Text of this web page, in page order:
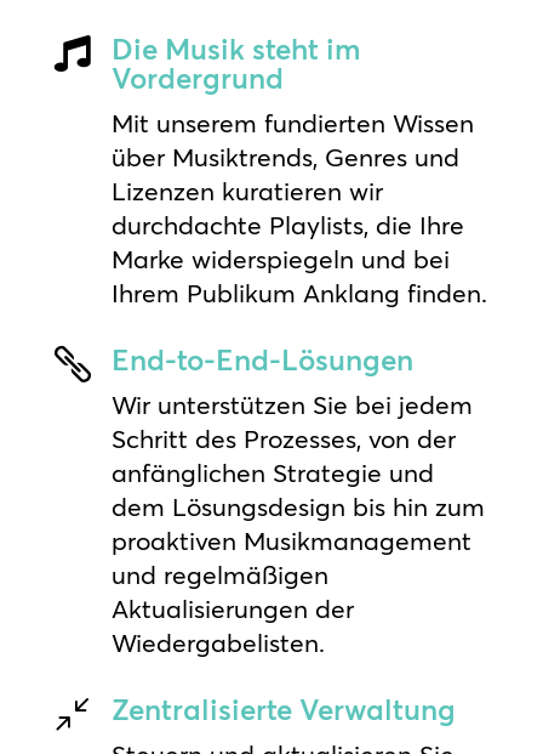

Die Musik steht im
Vordergrund
Mit unserem fundierten Wissen
über Musiktrends, Genres und
Lizenzen kuratieren wir
durchdachte Playlists, die Ihre
Marke widerspiegeln und bei
Ihrem Publikum Anklang finden.
 End-to-End-Lösungen
Wir unterstützen Sie bei jedem
Schritt des Prozesses, von der
anfänglichen Strategie und
dem Lösungsdesign bis hin zum
proaktiven Musikmanagement
und regelmäßigen
Aktualisierungen der
Wiedergabelisten.
/ Zentralisierte Verwaltung